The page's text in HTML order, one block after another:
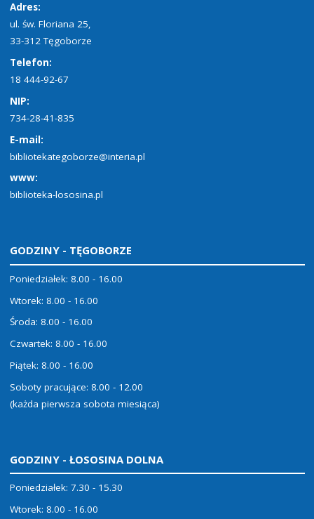
Adres:
ul. św. Floriana 25,
33-312 Tęgoborze
Telefon:
18 444-92-67
NIP:
734-28-41-835
E-mail:
bibliotekategoborze@interia.pl
www:
biblioteka-lososina.pl
GODZINY - TĘGOBORZE
Poniedziałek: 8.00 - 16.00
Wtorek: 8.00 - 16.00
Środa: 8.00 - 16.00
Czwartek: 8.00 - 16.00
Piątek: 8.00 - 16.00
Soboty pracujące: 8.00 - 12.00
(każda pierwsza sobota miesiąca)
GODZINY - ŁOSOSINA DOLNA
Poniedziałek: 7.30 - 15.30
Wtorek: 8.00 - 16.00